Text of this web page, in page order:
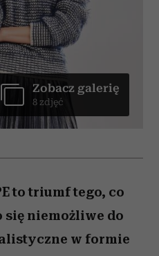
Zobacz galerię
8 zdjęć
to triumf tego, co
się niemożliwe do
w formie